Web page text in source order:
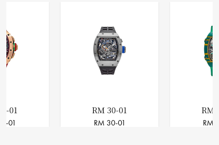
RM 30-01 RM 67-02